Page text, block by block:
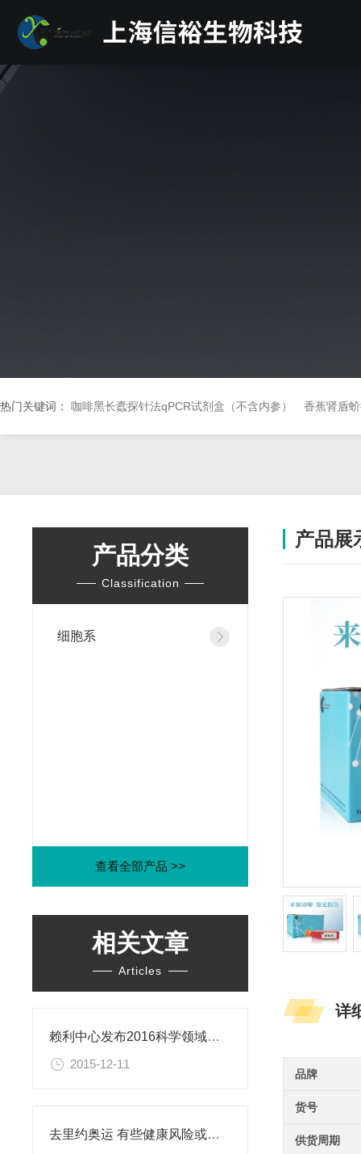
热门关键词： 咖啡黑长蠹探针法qPCR试剂盒（不含内参） 香蕉肾盾
产品分类
Classification
细胞系
查看全部产品 >>
相关文章
Articles
赖利中心发布2016科学领域年度伦理困境
2015-12-11
去里约奥运 有些健康风险或许你需要了解
产品展
详
品牌
货号
供货周期